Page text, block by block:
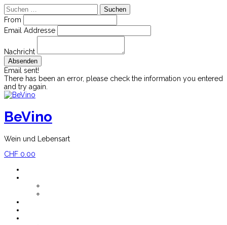
Suchen
nach:
From
Email Addresse
Nachricht
Email sent!
There has been an error, please check the information you entered
and try again.
Skip
content
BeVino
Wein und Lebensart
CHF 0.00